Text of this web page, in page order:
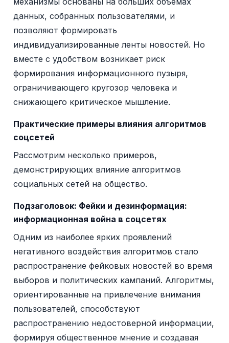
данных, собранных пользователями, и
позволяют формировать
индивидуализированные ленты новостей. Но
вместе с удобством возникает риск
формирования информационного пузыря,
ограничивающего кругозор человека и
снижающего критическое мышление.
Практические примеры влияния алгоритмов
соцсетей
Рассмотрим несколько примеров,
демонстрирующих влияние алгоритмов
социальных сетей на общество.
Подзаголовок: Фейки и дезинформация:
информационная война в соцсетях
Одним из наиболее ярких проявлений
негативного воздействия алгоритмов стало
распространение фейковых новостей во время
выборов и политических кампаний. Алгоритмы,
ориентированные на привлечение внимания
пользователей, способствуют
распространению недостоверной информации,
формируя общественное мнение и создавая